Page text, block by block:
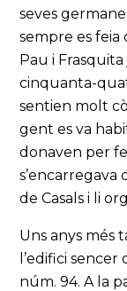
seves
sempre es feia
Pau i
cinquanta-
sentien molt
gent es va
donaven per
s’encarregava
de Casals i li
Uns anys més
l’edifici
núm. 94. A la